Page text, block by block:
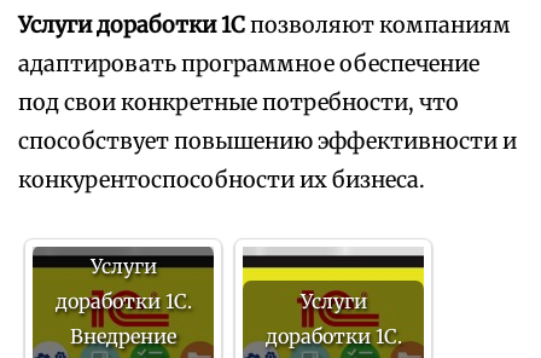
Услуги доработки 1Спозволяют компаниям
адаптировать программное обеспечение
под свои конкретные потребности, что
способствует повышению эффективности и
конкурентоспособности их бизнеса.
Услуги
доработки 1С.
Внедрение
Услуги
доработки 1С.